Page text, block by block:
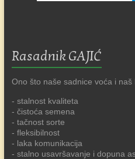
Rasadnik GAJIĆ
Ono što naše sadnice voća i
- stalnost kvaliteta
- čistoća semena
- tačnost sorte
- fleksibilnost
- laka komunikacija
- stalno usavršavanje i dopuna